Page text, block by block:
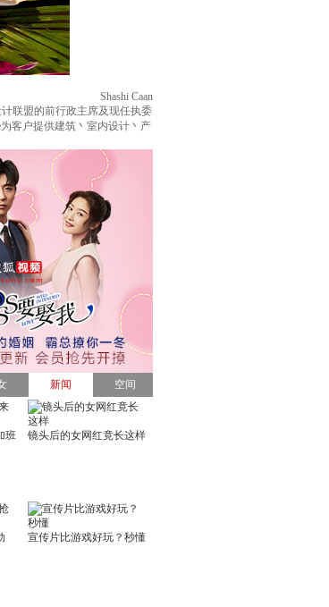
Shashi Caan
联盟的前行政主席及现任执委
客户提供建筑丶室内设计丶产